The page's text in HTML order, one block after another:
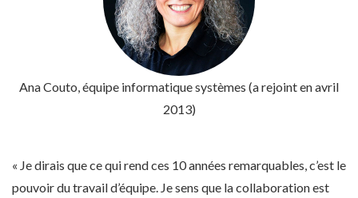
Ana Couto, équipe informatique systèmes (a rejoint en avril
2013)
« Je dirais que ce qui rend ces 10 années remarquables, c’est le
pouvoir du travail d’équipe. Je sens que la collaboration est